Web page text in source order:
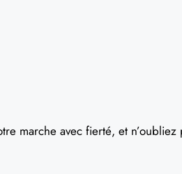
marche avec fierté, et n’oubliez